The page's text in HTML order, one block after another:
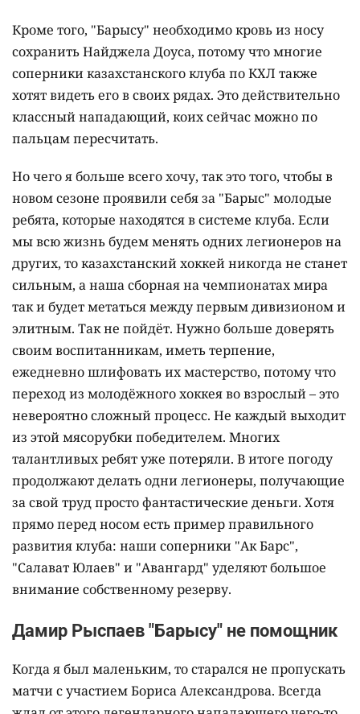
Кроме того, "Барысу" необходимо кровь из носу
сохранить Найджела Доуса, потому что многие
соперники казахстанского клуба по КХЛ также
хотят видеть его в своих рядах. Это действительно
классный нападающий, коих сейчас можно по
пальцам пересчитать.
Но чего я больше всего хочу, так это того, чтобы в
новом сезоне проявили себя за "Барыс" молодые
ребята, которые находятся в системе клуба. Если
мы всю жизнь будем менять одних легионеров на
других, то казахстанский хоккей никогда не станет
сильным, а наша сборная на чемпионатах мира
так и будет метаться между первым дивизионом и
элитным. Так не пойдёт. Нужно больше доверять
своим воспитанникам, иметь терпение,
ежедневно шлифовать их мастерство, потому что
переход из молодёжного хоккея во взрослый – это
невероятно сложный процесс. Не каждый выходит
из этой мясорубки победителем. Многих
талантливых ребят уже потеряли. В итоге погоду
продолжают делать одни легионеры, получающие
за свой труд просто фантастические деньги. Хотя
прямо перед носом есть пример правильного
развития клуба: наши соперники "Ак Барс",
"Салават Юлаев" и "Авангард" уделяют большое
внимание собственному резерву.
Дамир Рыспаев "Барысу" не помощник
Когда я был маленьким, то старался не пропускать
матчи с участием Бориса Александрова. Всегда